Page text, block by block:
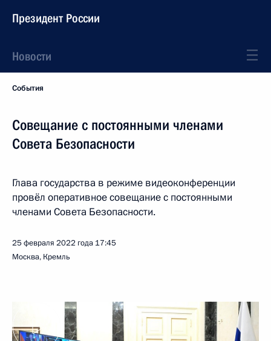
Президент России
Новости
События
Совещание с постоянными членами
Совета Безопасности
Глава государства в режиме видеоконференции
провёл оперативное совещание с постоянными
членами Совета Безопасности.
25 февраля 2022 года 17:45
Москва, Кремль